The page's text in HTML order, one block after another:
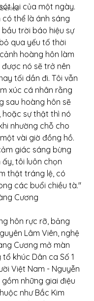
lại của một ngày.
thể là ánh sáng
trời báo hiệu sự
qua yếu tố thời
hoàng hôn làm
nó sẽ trở nên
tối dần đi. Tôi vẫn
xúc cá nhân rằng
sau hoàng hôn sẽ
hoặc sự thật thì nó
nhường chỗ cho
vài giờ đồng hồ.
giác sáng bừng
tôi luôn chọn
thật tráng lệ, có
các buổi chiều tà."
Cương
hôn rực rỡ, bảng
Lâm Viên, nghệ
Cương mở màn
khúc Dân ca Số 1
Việt Nam - Nguyễn
những giai điệu
như Bắc Kim